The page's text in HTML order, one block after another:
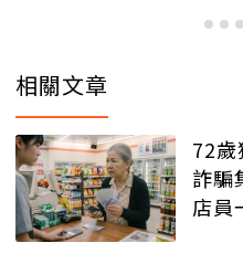
相關文章
72歲
詐騙
店員